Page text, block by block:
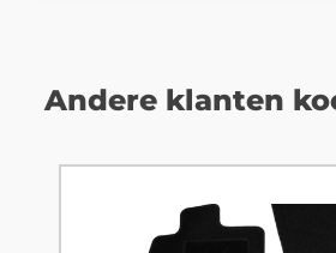
Andere klanten